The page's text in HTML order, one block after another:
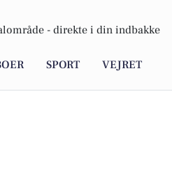
- direkte i din indbakke
SPORT VEJRET